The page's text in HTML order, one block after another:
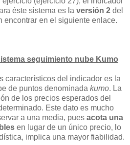
éste sistema es la versión 2 del
encontrar en el siguiente enlace.
seguimiento nube Kumo
característicos del indicador es la
de puntos denominada kumo. La
de los precios esperados del
Este dato es mucho
a una media, pues acota una
en lugar de un único precio, lo
implica una mayor fiabilidad.